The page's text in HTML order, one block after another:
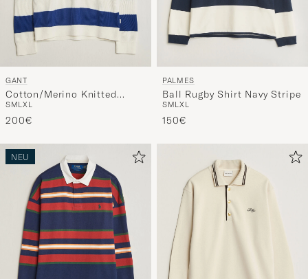
GANT
Cotton/Merino Knitted
Striped Rugger Cream
SMLXL
200€
PALMES
Ball Rugby Shirt Navy Stripe
SMLXL
150€
NEU